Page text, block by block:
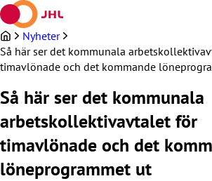
Hoppa
till
innehållet
Nyheter
Så här ser det kommunala
timavlönade och det kommande
Så här ser det kommunala
arbetskollektivavtalet för
timavlönade och det
löneprogrammet ut